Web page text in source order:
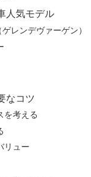
人気モデル
レンデヴァーゲン）
なコツ
を考える
リュー